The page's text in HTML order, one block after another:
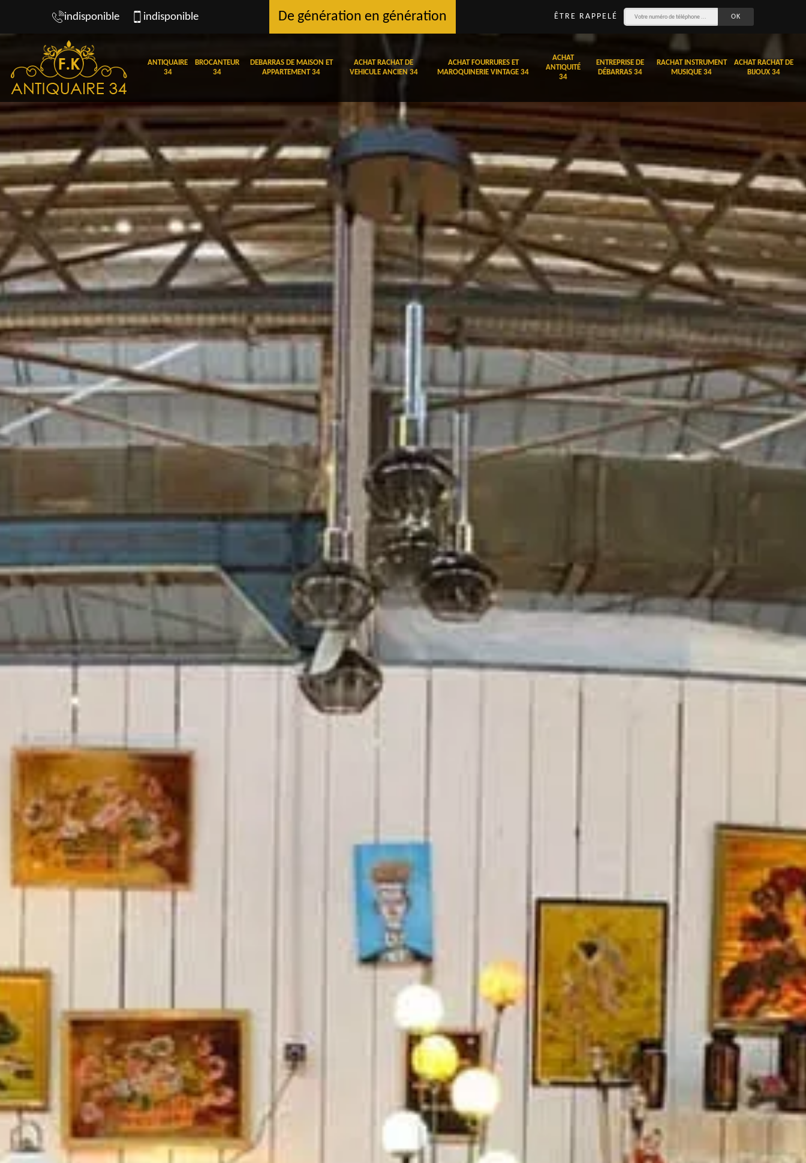
indisponible indisponible De génération en génération ÊTRE RAPPELÉ
ANTIQUAIRE
34
BROCANTEUR
34
DEBARRAS DE MAISON ET
APPARTEMENT 34
ACHAT RACHAT DE
VEHICULE ANCIEN 34
ACHAT FOURRURES ET
MAROQUINERIE VINTAGE 34
ACHAT
ANTIQUITÉ
34
ENTREPRISE DE
DÉBARRAS 34
RACHAT INSTRUMENT
MUSIQUE 34
ACHAT RACHAT DE
BIJOUX 34